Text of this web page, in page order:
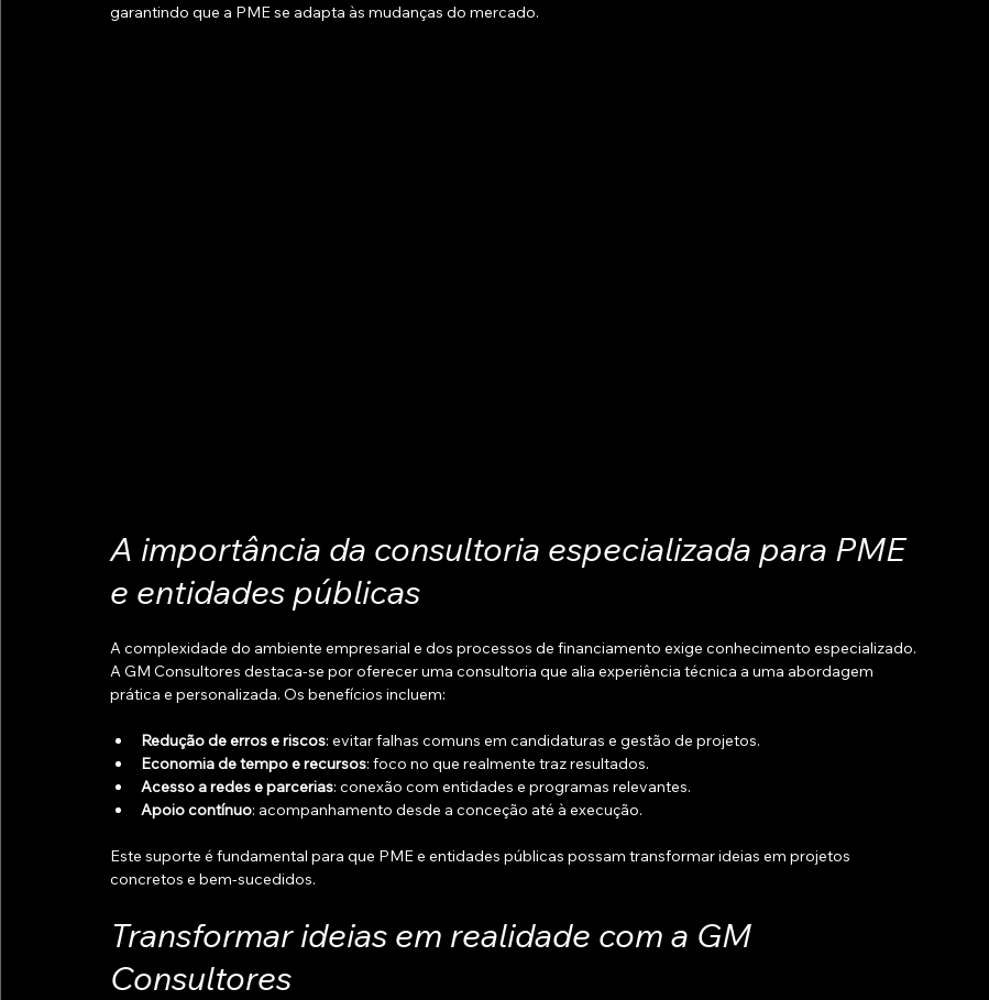
garantindo que a PME se adapta às mudanças do mercado.
A importância da consultoria especializada para PME
e entidades públicas
A complexidade do ambiente empresarial e dos processos de financiamento exige conhecimento especializado.
A GM Consultores destaca-se por oferecer uma consultoria que alia experiência técnica a uma abordagem
prática e personalizada. Os benefícios incluem:
Redução de erros e riscos: evitar falhas comuns em candidaturas e gestão de projetos.
Economia de tempo e recursos: foco no que realmente traz resultados.
Acesso a redes e parcerias: conexão com entidades e programas relevantes.
Apoio contínuo: acompanhamento desde a conceção até à execução.
Este suporte é fundamental para que PME e entidades públicas possam transformar ideias em projetos
concretos e bem-sucedidos.
Transformar ideias em realidade com a GM
Consultores